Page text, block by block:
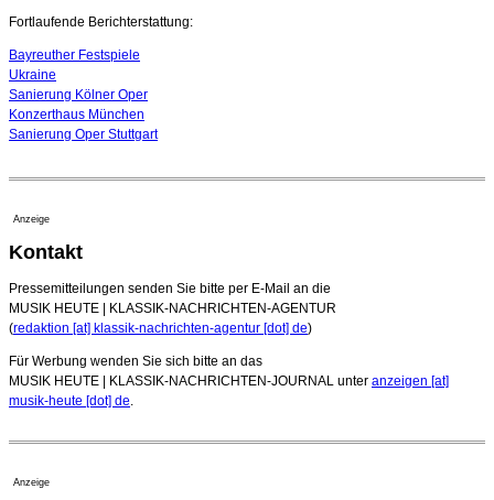
07. August 2026 - 13:20 Uhr
Fortlaufende Berichterstattung:
Bayreuther Festspiele
Ukraine
Sanierung Kölner Oper
Konzerthaus München
Sanierung Oper Stuttgart
Anzeige
Kontakt
Pressemitteilungen senden Sie bitte per E-Mail an die
MUSIK HEUTE | KLASSIK-NACHRICHTEN-AGENTUR
(redaktion [at] klassik-nachrichten-agentur [dot] de)
Für Werbung wenden Sie sich bitte an das
MUSIK HEUTE | KLASSIK-NACHRICHTEN-JOURNAL unter anzeigen [at]
musik-heute [dot] de
Anzeige